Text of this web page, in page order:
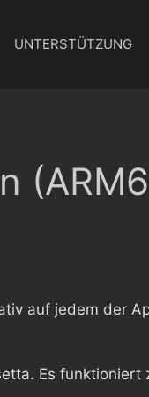
UNTERSTÜTZUNG
auf jedem der
Es funktioniert